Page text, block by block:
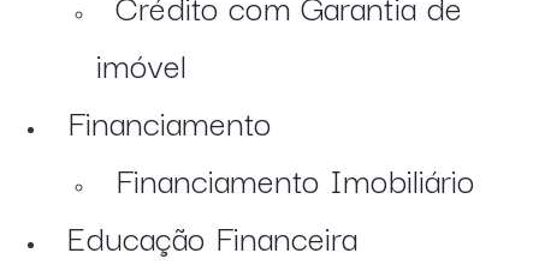
imóvel
Financiamento
Financiamento Imobiliário
Educação Financeira